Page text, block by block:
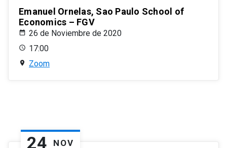
Emanuel Ornelas, Sao Paulo School of
Economics – FGV
26 de Noviembre de 2020
17:00
Zoom
24 NOV